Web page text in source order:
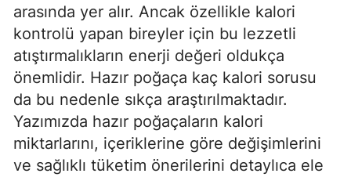
arasında yer alır. Ancak özellikle kalori
kontrolü yapan bireyler için bu lezzetli
atıştırmalıkların enerji değeri oldukça
önemlidir. Hazır poğaça kaç kalori sorusu
da bu nedenle sıkça araştırılmaktadır.
Yazımızda hazır poğaçaların kalori
miktarlarını, içeriklerine göre değişimlerini
ve sağlıklı tüketim önerilerini detaylıca ele